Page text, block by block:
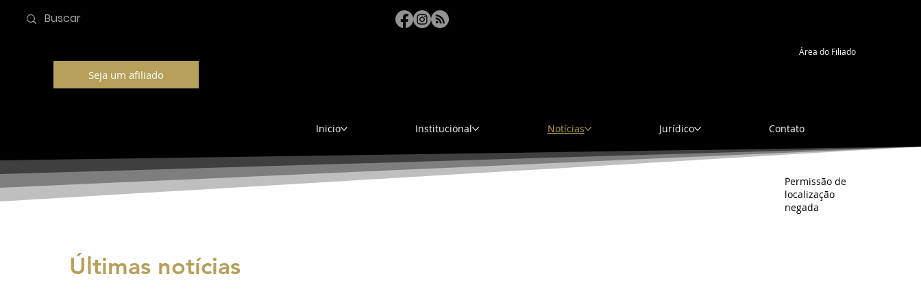
Seja um afiliado
Inicio Institucional Notícias Jurídico Contato
Área do Filiado
Permissão de
localização
negada
Últimas notícias